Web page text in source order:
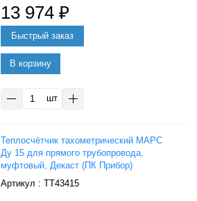
13 974 ₽
В корзину
шт
Теплосчётчик тахометрический МАРС
Ду 15 для прямого трубопровода,
муфтовый, Декаст (ПК Прибор)
: ТТ43415